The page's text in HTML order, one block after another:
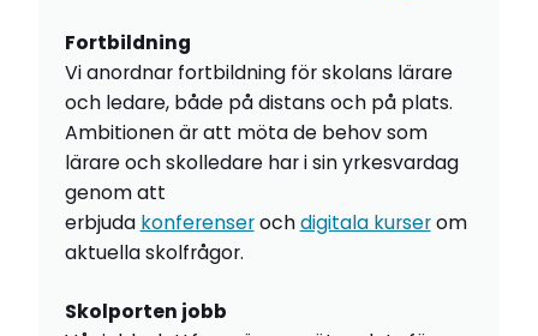
Fortbildning
Vi anordnar fortbildning för skolans lärare
och ledare, både på distans och på plats.
Ambitionen är att möta de behov som
lärare och skolledare har i sin yrkesvardag
genom att
erbjuda konferenserochdigitala kurserom
aktuella skolfrågor.
Skolporten jobb